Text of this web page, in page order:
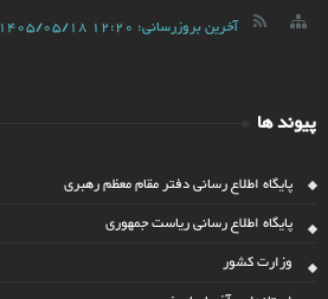
آخرین بروزرسانی: 1405/05/18 12:20
پیوند ها
پایگاه اطلاع رسانی دفتر مقام معظم رهبری
پایگاه اطلاع رسانی ریاست جمهوری
وزارت کشور